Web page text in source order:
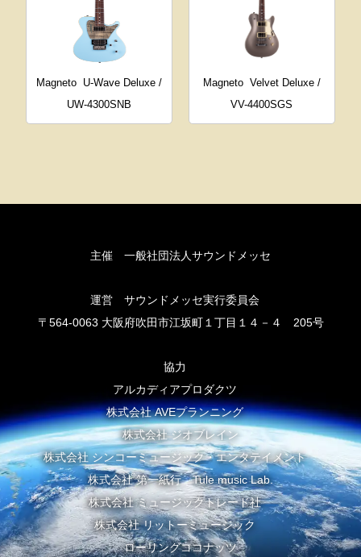
Magneto U-Wave Deluxe /
UW-4300SNB
Magneto Velvet Deluxe /
VV-4400SGS
主催 一般社団法人サウンドメッセ
運営 サウンドメッセ実行委員会
〒564-0063 大阪府吹田市江坂町１丁目１４－４ 205号
協力
アルカディアプロダクツ
株式会社 AVEプランニング
株式会社 ジオブレイン
株式会社 シンコーミュージック・エンタテイメント
株式会社 第一紙行 Tule music Lab.
株式会社 ミュージックトレード社
株式会社 リットーミュージック
ローリングココナッツ